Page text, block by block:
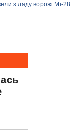
з ладу ворожі Мі-28